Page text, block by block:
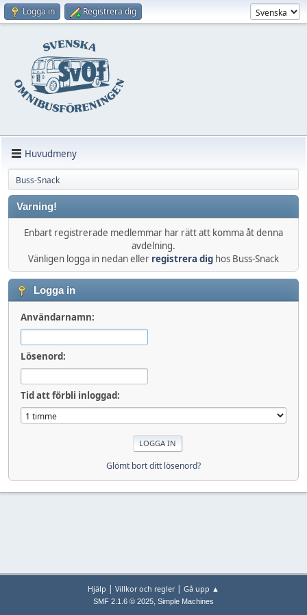
Logga in Registrera dig
Huvudmeny
Buss-Snack
Varning!
Enbart registrerade medlemmar har rätt att komma åt denna
avdelning.
Vänligen logga in nedan eller registrera dig hos Buss-Snack
Logga in
Användarnamn:
Lösenord:
Tid att förbli inloggad:
Glömt bort ditt lösenord?
Hjälp | Villkor och regler| Gå upp ▲
SMF 2.1.6 © 2025, Simple Machines